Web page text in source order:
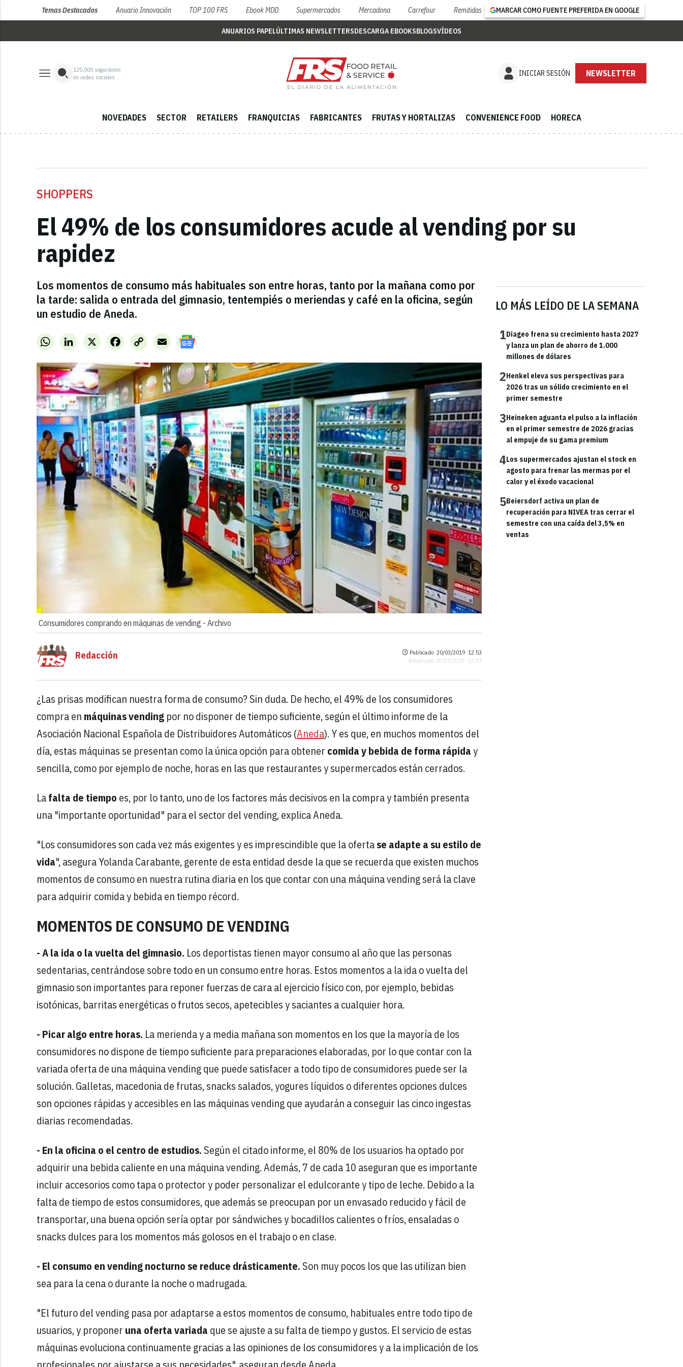
Temas Destacados Anuario Innovación TOP 100 FRS Ebook MDD Supermercados Mercadona Carrefour Remitidas MARCAR COMO FUENTE PREFERIDA EN GOOGLE
ANUARIOS PAPELÚLTIMAS NEWSLETTERSDESCARGA EBOOKSBLOGSVÍDEOS
125,000 seguidores
en redes sociales
INICIAR SESIÓN NEWSLETTER
NOVEDADES SECTOR RETAILERS FRANQUICIAS FABRICANTES FRUTAS Y HORTALIZAS CONVENIENCE FOOD HORECA
SHOPPERS
El 49% de los consumidores acude al vending por su
rapidez
Los momentos de consumo más habituales son entre horas, tanto por la mañana como por
la tarde: salida o entrada del gimnasio, tentempiés o meriendas y café en la oficina, según
un estudio de Aneda.
WhatsAppLinkedInX FacebookCopy
Link
Email
Consumidores comprando en máquinas de vending - Archivo
LO MÁS LEÍDO DE LA SEMANA
1Diageo frena su crecimiento hasta 2027
y lanza un plan de ahorro de 1.000
millones de dólares
2Henkel eleva sus perspectivas para
2026 tras un sólido crecimiento en el
primer semestre
3Heineken aguanta el pulso a la inflación
en el primer semestre de 2026 gracias
al empuje de su gama premium
4Los supermercados ajustan el stock en
agosto para frenar las mermas por el
calor y el éxodo vacacional
5Beiersdorf activa un plan de
recuperación para NIVEA tras cerrar el
semestre con una caída del 3,5% en
ventas
Redacción Publicado: 20/03/2019 ·12:53
Actualizado: 20/03/2019 · 12:53
¿Las prisas modifican nuestra forma de consumo? Sin duda. De hecho, el 49% de los consumidores
compra en máquinas vending por no disponer de tiempo suficiente, según el último informe de la
Asociación Nacional Española de Distribuidores Automáticos (Aneda). Y es que, en muchos momentos del
día, estas máquinas se presentan como la única opción para obtener comida y bebida de forma rápiday
sencilla, como por ejemplo de noche, horas en las que restaurantes y supermercados están cerrados.
Lafalta de tiempo es, por lo tanto, uno de los factores más decisivos en la compra y también presenta
una "importante oportunidad" para el sector del vending, explica Aneda.
"Los consumidores son cada vez más exigentes y es imprescindible que la ofertase adapte a su estilo de
vida", asegura Yolanda Carabante, gerente de esta entidad desde la que se recuerda que existen muchos
momentos de consumo en nuestra rutina diaria en los que contar con una máquina vending será la clave
para adquirir comida y bebida en tiempo récord.
MOMENTOS DE CONSUMO DE VENDING
- A la ida o la vuelta del gimnasio. Los deportistas tienen mayor consumo al año que las personas
sedentarias, centrándose sobre todo en un consumo entre horas. Estos momentos a la ida o vuelta del
gimnasio son importantes para reponer fuerzas de cara al ejercicio físico con, por ejemplo, bebidas
isotónicas, barritas energéticas o frutos secos, apetecibles y saciantes a cualquier hora.
- Picar algo entre horas. La merienda y a media mañana son momentos en los que la mayoría de los
consumidores no dispone de tiempo suficiente para preparaciones elaboradas, por lo que contar con la
variada oferta de una máquina vending que puede satisfacer a todo tipo de consumidores puede ser la
solución. Galletas, macedonia de frutas, snacks salados, yogures líquidos o diferentes opciones dulces
son opciones rápidas y accesibles en las máquinas vending que ayudarán a conseguir las cinco ingestas
diarias recomendadas.
- En la oficina o el centro de estudios.Según el citado informe, el 80% de los usuarios ha optado por
adquirir una bebida caliente en una máquina vending. Además, 7 de cada 10 aseguran que es importante
incluir accesorios como tapa o protector y poder personalizar el edulcorante y tipo de leche. Debido a la
falta de tiempo de estos consumidores, que además se preocupan por un envasado reducido y fácil de
transportar, una buena opción sería optar por sándwiches y bocadillos calientes o fríos, ensaladas o
snacks dulces para los momentos más golosos en el trabajo o en clase.
- El consumo en vending nocturno se reduce drásticamente.Son muy pocos los que las utilizan bien
sea para la cena o durante la noche o madrugada.
"El futuro del vending pasa por adaptarse a estos momentos de consumo, habituales entre todo tipo de
usuarios, y proponer una oferta variada que se ajuste a su falta de tiempo y gustos. El servicio de estas
máquinas evoluciona continuamente gracias a las opiniones de los consumidores y a la implicación de los